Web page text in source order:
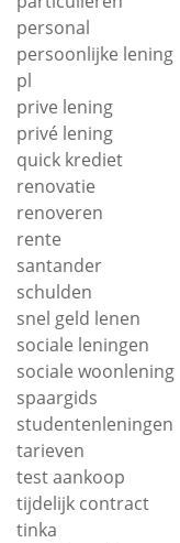
personal
persoonlijke lening
pl
prive lening
privé lening
quick krediet
renovatie
renoveren
rente
santander
schulden
snel geld lenen
sociale leningen
sociale woonlening
spaargids
studentenleningen
tarieven
test aankoop
tijdelijk contract
tinka